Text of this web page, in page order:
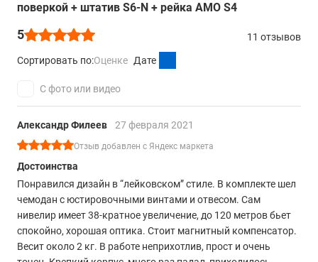
поверкой + штатив S6-N + рейка AMO S4
5 11 отзывов
Сортировать по:Оценке Дате
С фото или видео
Александр Филеев 27 февраля 2021
Отзыв добавлен с Яндекс маркета
Достоинства
Понравился дизайн в “лейковском” стиле. В комплекте шел
чемодан с юстировочными винтами и отвесом. Сам
нивелир имеет 38-кратное увеличение, до 120 метров бьет
спокойно, хорошая оптика. Стоит магнитный компенсатор.
Весит около 2 кг. В работе неприхотлив, прост и очень